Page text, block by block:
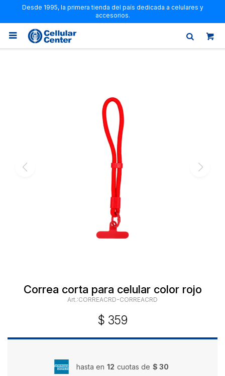
Desde 1995, la primera tienda del país dedicada a celulares y
accesorios.

Correa corta para celular color rojo
CORREACRD-CORREACRD
$ 359
hasta en 12 cuotas de $ 30